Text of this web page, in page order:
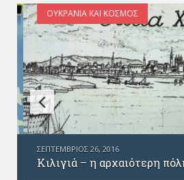
ΟΥΚΡΑΝΊΑ ΚΑΙ ΚΌΣΜΟΣ
ΣΕΠΤΈΜΒΡΙΟΣ 26, 2016
Κιλιγιά – η αρχαιότερη